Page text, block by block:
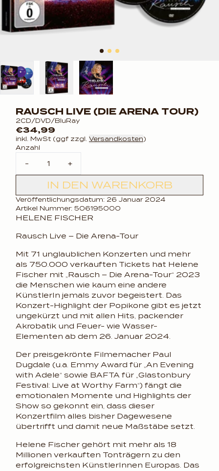
RAUSCH LIVE (DIE ARENA TOUR)
2CD/DVD/BluRay
€34,99
inkl. MwSt (ggf zzgl. Versandkosten)
Anzahl
- +
IN DEN WARENKORB
Veröffentlichungsdatum: 26 Januar 2024
Artikel Nummer: 506195000
HELENE FISCHER
Rausch Live – Die Arena-Tour
Mit 71 unglaublichen Konzerten und mehr
als 750.000 verkauften Tickets hat Helene
Fischer mit „Rausch – Die Arena-Tour“ 2023
die Menschen wie kaum eine andere
KünstlerIn jemals zuvor begeistert. Das
Konzert-Highlight der Popikone gibt es jetzt
ungekürzt und mit allen Hits, packender
Akrobatik und Feuer- wie Wasser-
Elementen ab dem 26. Januar 2024.
Der preisgekrönte Filmemacher Paul
Dugdale (u.a. Emmy Award für „An Evening
with Adele“ sowie BAFTA für „Glastonbury
Festival: Live at Worthy Farm“) fängt die
emotionalen Momente und Highlights der
Show so gekonnt ein, dass dieser
Konzertfilm alles bisher Dagewesene
übertrifft und damit neue Maßstäbe setzt.
Helene Fischer gehört mit mehr als 18
Millionen verkauften Tonträgern zu den
erfolgreichsten KünstlerInnen Europas. Das